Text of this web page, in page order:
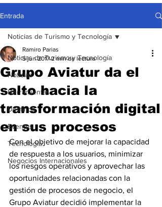
Entrada
Noticias de Turismo y Tecnología
Noticias
Herramientas
Destinos
Eventos
Tecnología
Negocios Internacionales
Noticias de Turismo y Tecnología
Grupo Aviatur da el
salto hacia la
transformación digital
en sus procesos
Ramiro Parias
5 jun 2017 2 min de lectura
Con el objetivo de mejorar la capacidad
de respuesta a los usuarios, minimizar
los riesgos operativos y aprovechar las
oportunidades relacionadas con la
gestión de procesos de negocio, el
Grupo Aviatur decidió implementar la